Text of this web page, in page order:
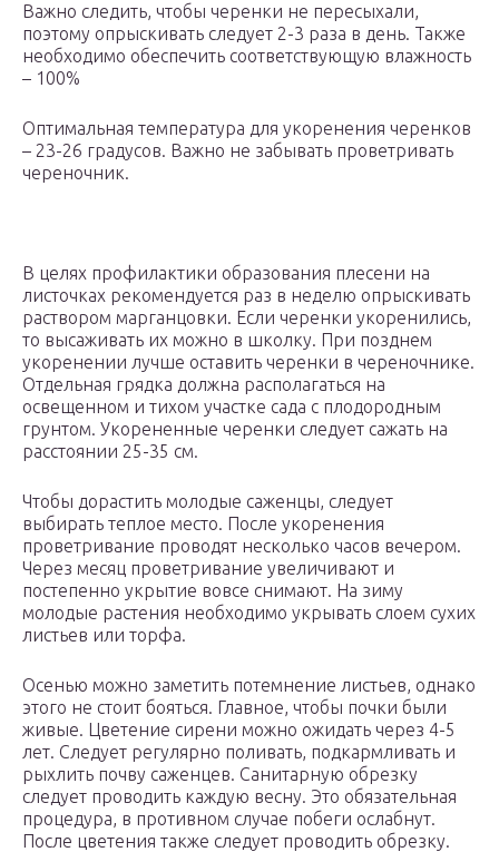
Важно следить, чтобы черенки не пересыхали,
поэтому опрыскивать следует 2-3 раза в день. Также
необходимо обеспечить соответствующую влажность
– 100%
Оптимальная температура для укоренения черенков
– 23-26 градусов. Важно не забывать проветривать
череночник.
В целях профилактики образования плесени на
листочках рекомендуется раз в неделю опрыскивать
раствором марганцовки. Если черенки укоренились,
то высаживать их можно в школку. При позднем
укоренении лучше оставить черенки в череночнике.
Отдельная грядка должна располагаться на
освещенном и тихом участке сада с плодородным
грунтом. Укорененные черенки следует сажать на
расстоянии 25-35 см.
Чтобы дорастить молодые саженцы, следует
выбирать теплое место. После укоренения
проветривание проводят несколько часов вечером.
Через месяц проветривание увеличивают и
постепенно укрытие вовсе снимают. На зиму
молодые растения необходимо укрывать слоем сухих
листьев или торфа.
Осенью можно заметить потемнение листьев, однако
этого не стоит бояться. Главное, чтобы почки были
живые. Цветение сирени можно ожидать через 4-5
лет. Следует регулярно поливать, подкармливать и
рыхлить почву саженцев. Санитарную обрезку
следует проводить каждую весну. Это обязательная
процедура, в противном случае побеги ослабнут.
После цветения также следует проводить обрезку.